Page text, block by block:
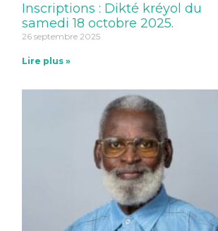
Inscriptions : Dikté kréyol du
samedi 18 octobre 2025.
26 septembre 2025
Lire plus »